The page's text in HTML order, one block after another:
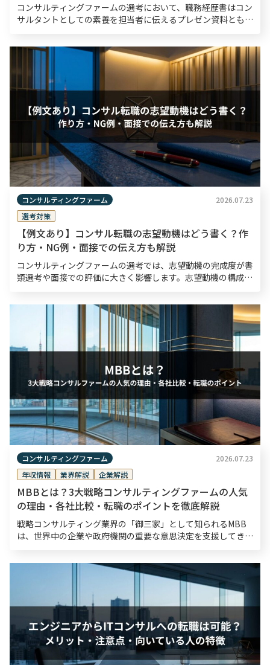
コンサルティングファームの選考において、職務経歴書はコン
サルタントとしての素養を担当者に伝えるプレゼン資料とも言
コンサルティングファーム
2026.07.23
選考対策
【例文あり】コンサル転職の志望動機はどう書く？作
り方・NG例・面接での伝え方も解説
コンサルティングファームの選考では、志望動機の完成度が書
類選考や面接での評価に大きく影響します。志望動機の構成・
となるため、入念な準備が欠かせません。 本記事では、 […]
コンサルティングファーム
2026.07.23
年収情報
業界解説 企業解説
MBBとは？3大戦略コンサルティングファームの人気
の理由・各社比較・転職のポイントを徹底解説
戦略コンサルティング業界の「御三家」として知られるMBB
は、世界中の企業や政府機関の重要な意思決定を支援してき